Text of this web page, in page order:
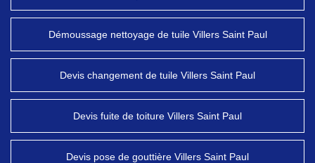
Démoussage nettoyage de tuile Villers Saint Paul
Devis changement de tuile Villers Saint Paul
Devis fuite de toiture Villers Saint Paul
Devis pose de gouttière Villers Saint Paul